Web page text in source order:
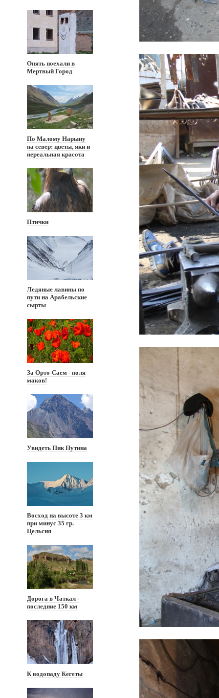
Опять поехали в
Мертвый Город
По Малому Нарыну
на север: цветы, яки и
нереальная красота
Птички
Ледяные лавины по
пути на Арабельские
сырты
За Орто-Саем - поля
маков!
Увидеть Пик Путина
Восход на высоте 3 км
при минус 35 гр.
Цельсия
Дорога в Чаткал -
последние 150 км
К водопаду Кегеты